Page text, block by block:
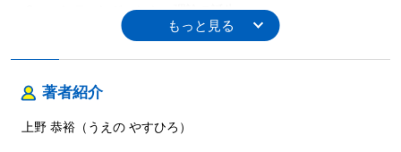
２ コンティンジェンシー理論の誕生
３ コンティンジェンシー理論の発展
１ 経営戦略とは何か
２ ドメインの設定
３ 多角化
著者紹介
上野 恭裕（うえの やすひろ）